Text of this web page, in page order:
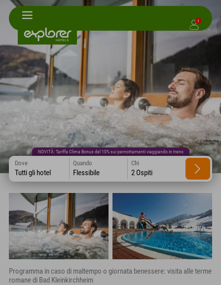
1
NOVITÀ: Tariffa Clima Bonus del 10% sui pernottamenti viaggiando in treno
Dove
Tutti gli hotel
Quando
Flessibile
Chi
2 Ospiti
Programma in caso di maltempo o giornata benessere: visita alle terme
romane di Bad Kleinkirchheim